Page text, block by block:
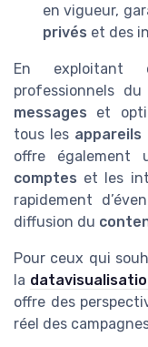
en vigueur,
privés et des
En exploitant
professionnels
messages et
tous les appareils
offre également
comptes et les
rapidement
diffusion du
Pour ceux qui
la
offre des
réel des